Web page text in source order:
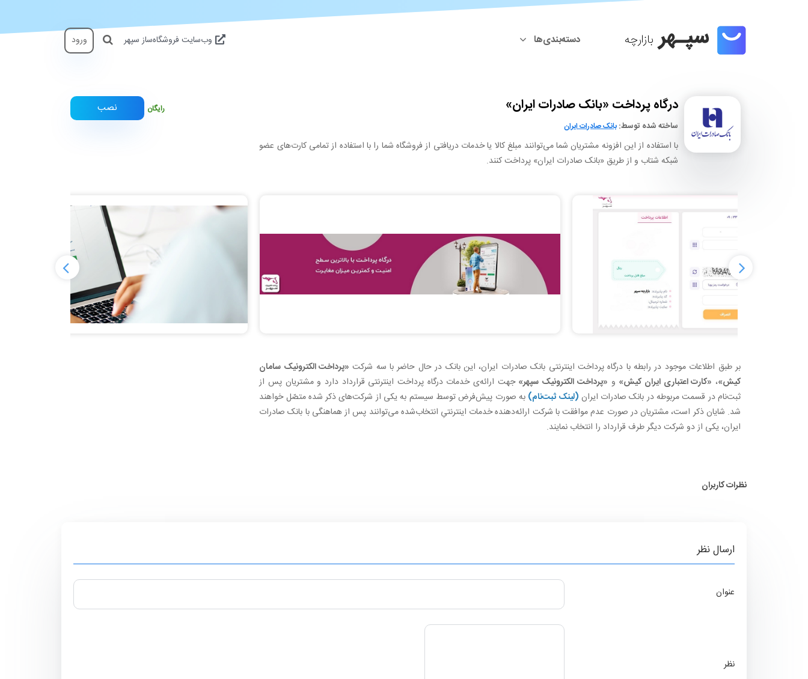
بازارچه دسته‌بندی‌ها وب‌سایت فروشگاه‌ساز سپهر ورود
درگاه پرداخت «بانک صادرات ایران»
ساخته شده توسط: بانک صادرات ایران
با استفاده از این افزونه مشتریان شما می‌توانند مبلغ کالا یا خدمات دریافتی از فروشگاه شما را با استفاده از تمامی کارت‌های عضو
شبکه شتاب و از طریق «بانک صادرات ایران» پرداخت کنند.
نصب
بر طبق اطلاعات موجود در رابطه با درگاه پرداخت اینترنتی بانک صادرات ایران، این بانک در حال حاضر با سه شرکت «پرداخت الکترونیک سامان
کیش»، «کارت اعتباری ایران کیش» و «پرداخت الکترونیک سپهر» جهت ارائه‌ی خدمات درگاه پرداخت اینترنتی قرارداد دارد و مشتریان پس از
ثبت‌نام در قسمت مربوطه در بانک صادرات ایران (لینک ثبت‌نام) به صورت پیش‌فرض توسط سیستم به یکی از شرکت‌های ذکر شده متصّل خواهند
شد. شایان ذکر است، مشتریان در صورت عدم موافقت با شرکت ارائه‌دهنده‌‌ خدمات اینترنتیِ انتخاب‌شده می‌توانند پس از هماهنگی با بانک صادرات
ایران، یکی از دو شرکت دیگر طرف قرارداد را انتخاب نمایند.
نظرات کاربران
ارسال نظر
عنوان
نظر